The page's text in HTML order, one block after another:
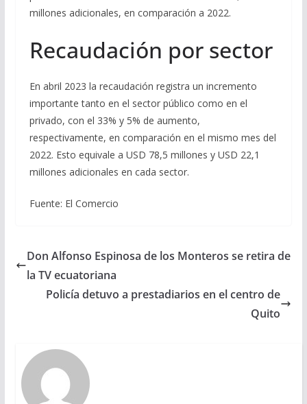
millones adicionales, en comparación a 2022.
Recaudación por sector
En abril 2023 la recaudación registra un incremento
importante tanto en el sector público como en el
privado, con el 33% y 5% de aumento,
respectivamente, en comparación en el mismo mes del
2022. Esto equivale a USD 78,5 millones y USD 22,1
millones adicionales en cada sector.
Fuente: El Comercio
Don Alfonso Espinosa de los Monteros se retira de
la TV ecuatoriana
Policía detuvo a prestadiarios en el centro de
Quito